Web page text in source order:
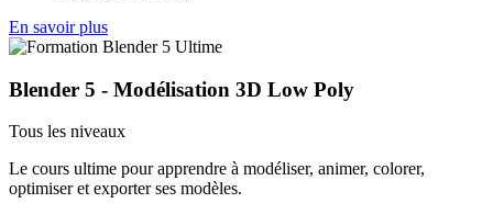
En savoir plus
Blender 5 - Modélisation 3D Low Poly
Tous les niveaux
Le cours ultime pour apprendre à modéliser, animer, colorer,
optimiser et exporter ses modèles.